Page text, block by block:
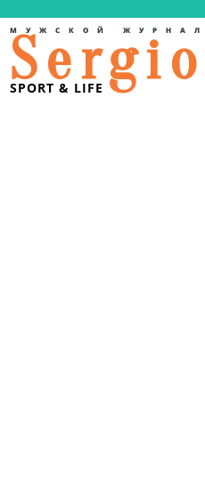
Sergio
SPORT & LIFE
МУЖСКОЙ ЖУРНАЛ